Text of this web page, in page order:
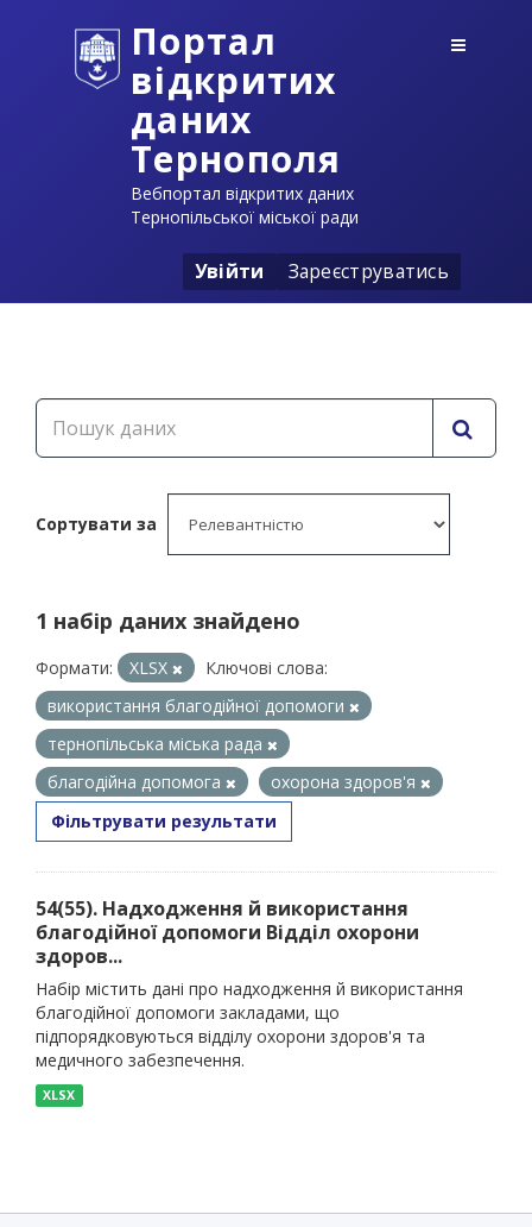
Портал
відкритих
даних
Тернополя
Вебпортал відкритих даних
Тернопільської міської ради
Увійти Зареєструватись
Сортувати за
1 набір даних знайдено
Формати: XLSX
Ключові слова:
використання благодійної допомоги
тернопільська міська рада
благодійна допомога
охорона здоров'я
Фільтрувати результати
54(55). Надходження й використання
благодійної допомоги Відділ охорони
здоров...
Набір містить дані про надходження й використання
благодійної допомоги закладами, що
підпорядковуються відділу охорони здоров'я та
медичного забезпечення.
XLSX